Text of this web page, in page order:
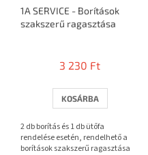
1A SERVICE - Borítások
szakszerű ragasztása
átlagos
5-
ből
csillag.
3 230 Ft
KOSÁRBA
2 db borítás és 1 db ütőfa
rendelése esetén, rendelhető a
borítások szakszerű ragasztása